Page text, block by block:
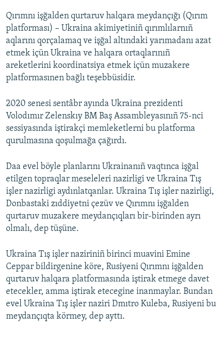
Qırımnı işğalden qurtaruv halqara meydançığı (Qırım
platforması) – Ukraina akimiyetiniñ qırımlılarnıñ
aqlarını qorçalamaq ve işğal altındaki yarımadanı azat
etmek içün Ukraina ve halqara ortaqlarınıñ
areketlerini koordinatsiya etmek içün muzakere
platformasınen bağlı teşebbüsidir.
2020 senesi sentâbr ayında Ukraina prezidenti
Volodımır Zelenskıy BM Baş Assambleyasınıñ 75-nci
sessiyasında iştirakçi memleketlerni bu platforma
qurulmasına qoşulmağa çağırdı.
Daa evel böyle planlarını Ukrainanıñ vaqtınca işğal
etilgen topraqlar meseleleri nazirligi ve Ukraina Tış
işler nazirligi aydınlatqanlar. Ukraina Tış işler nazirligi,
Donbastaki zıddiyetni çezüv ve Qırımnı işğalden
qurtaruv muzakere meydançıqları bir-birinden ayrı
olmalı, dep tüşüne.
Ukraina Tış işler naziriniñ birinci muavini Emine
Ceppar bildirgenine köre, Rusiyeni Qırımnı işğalden
qurtaruv halqara platformasında iştirak etmege davet
etecekler, amma iştirak etecegine inanmaylar. Bundan
evel Ukraina Tış işler naziri Dmıtro Kuleba, Rusiyeni bu
meydançıqta körmey, dep ayttı.